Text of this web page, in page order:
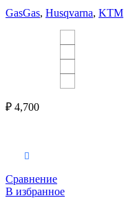
GasGas, Husqvarna, KTM
₽ 4,700
Сравнение
В избранное